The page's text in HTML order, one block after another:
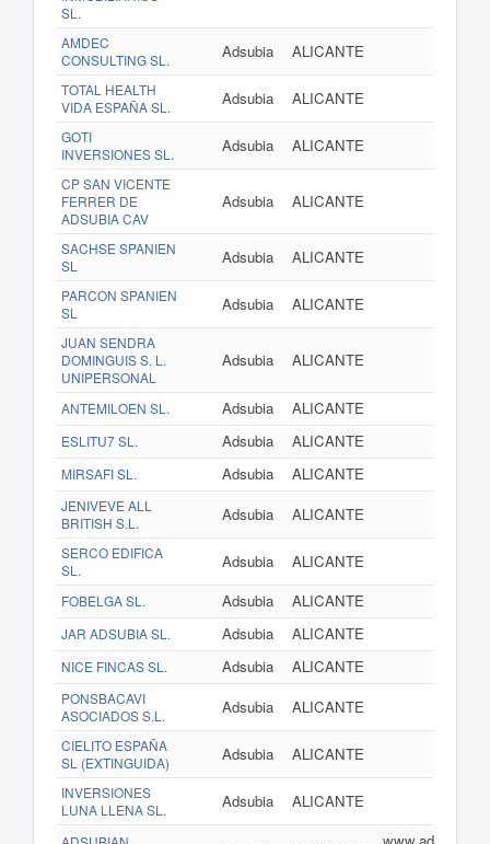
SL.
AMDEC
CONSULTING SL.
Adsubia ALICANTE
TOTAL HEALTH
VIDA ESPAÑA SL.
Adsubia ALICANTE
GOTI
INVERSIONES SL.
Adsubia ALICANTE
CP SAN VICENTE
FERRER DE
ADSUBIA CAV
Adsubia ALICANTE
SACHSE SPANIEN
SL
Adsubia ALICANTE
PARCON SPANIEN
SL
Adsubia ALICANTE
JUAN SENDRA
DOMINGUIS S. L.
UNIPERSONAL
Adsubia ALICANTE
ANTEMILOEN SL. Adsubia ALICANTE
ESLITU7 SL. Adsubia ALICANTE
MIRSAFI SL. Adsubia ALICANTE
JENIVEVE ALL
BRITISH S.L.
Adsubia ALICANTE
SERCO EDIFICA
SL.
Adsubia ALICANTE
FOBELGA SL. Adsubia ALICANTE
JAR ADSUBIA SL. Adsubia ALICANTE
NICE FINCAS SL. Adsubia ALICANTE
PONSBACAVI
ASOCIADOS S.L.
Adsubia ALICANTE
CIELITO ESPAÑA
SL (EXTINGUIDA)
Adsubia ALICANTE
INVERSIONES
LUNA LLENA SL.
Adsubia ALICANTE